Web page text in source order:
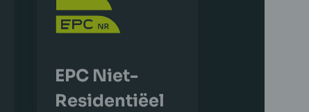
EPC Niet-
Residentiëel